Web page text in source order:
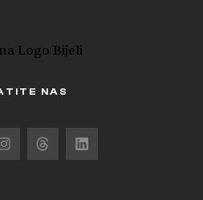
NAS